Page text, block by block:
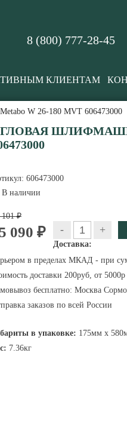
8 (800) 777-28-45
КЛИЕНТАМ
W 26-180 MVT 606473000
606473000
В наличии
101 ₽
090 ₽ - +
Доставка:
в пределах МКАД - при
доставки 200руб, от
бесплатно: Москва
заказов по всей России
в упаковке: 175мм x
7.36кг